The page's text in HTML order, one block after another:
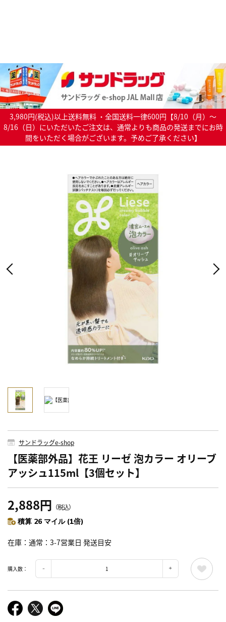
3,980円(税込)以上送料無料 ・全国送料一律600円【8/10（月）～
8/16（日）にいただいたご注文は、通常よりも商品の発送までにお時
間をいただく場合がございます。予めご了承ください】
サンドラッグe-shop
【医薬部外品】花王 リーゼ 泡カラー オリーブ
アッシュ115ml【3個セット】
2,888円 （税込）
積算 26 マイル (1倍)
在庫 通常：3-7営業日 発送目安
購入数：